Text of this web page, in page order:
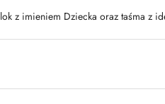
z imieniem Dziecka oraz taśma z